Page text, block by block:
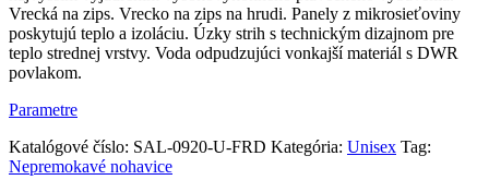
Vrecká na zips. Vrecko na zips na hrudi. Panely z mikrosieťoviny
poskytujú teplo a izoláciu. Úzky strih s technickým dizajnom pre
teplo strednej vrstvy. Voda odpudzujúci vonkajší materiál s DWR
povlakom.
Parametre
Katalógové číslo: SAL-0920-U-FRD Kategória: Unisex Tag:
Nepremokavé nohavice